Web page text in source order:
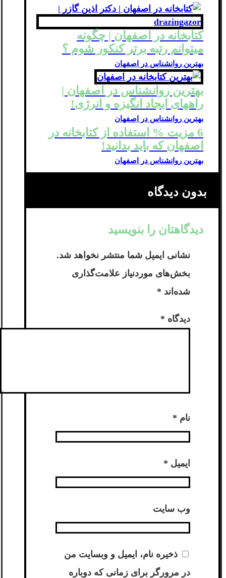
کتابخانه در اصفهان | چگونه
میتوانم رتبه برتر کنکور شوم ؟
بهترین روانشناس در اصفهان
بهترین روانشناس در اصفهان |
راههای ایجاد انگیزه و انرژی!
بهترین روانشناس در اصفهان
6 مزیت % استفاده از کتابخانه در
اصفهان که باید بدانید!
بهترین روانشناس در اصفهان
بدون دیدگاه
دیدگاهتان را بنویسید
نشانی ایمیل شما منتشر نخواهد شد.
بخش‌های موردنیاز علامت‌گذاری
شده‌اند *
دیدگاه *
نام *
ایمیل *
وب‌ سایت
ذخیره نام، ایمیل و وبسایت من
در مرورگر برای زمانی که دوباره